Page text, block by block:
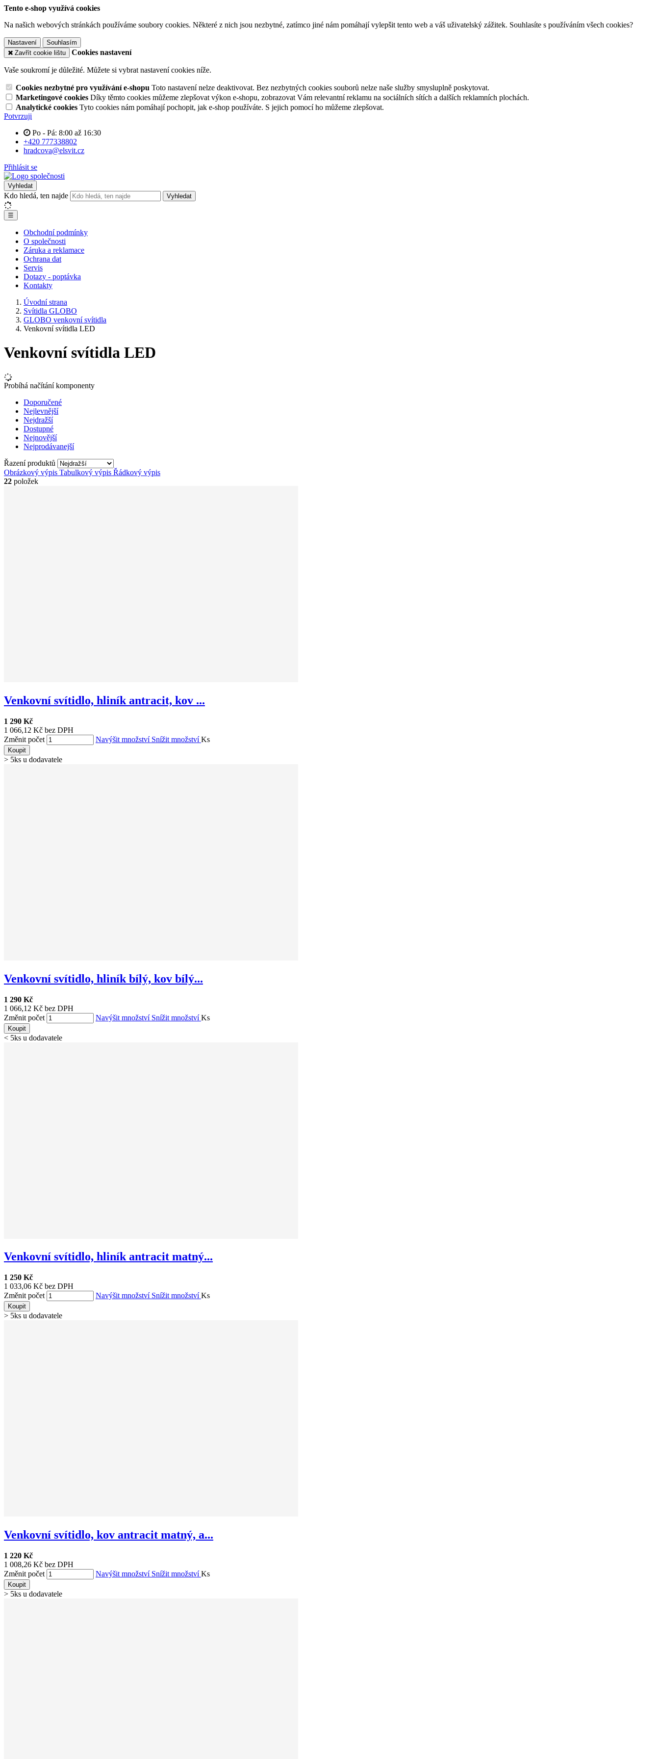
Tento e-shop využívá cookies
Na našich webových stránkách používáme soubory cookies. Některé z nich jsou nezbytné, zatímco jiné nám pomáhají vylepšit tento web a váš uživatelský zážitek. Souhlasíte s používáním všech cookies?
Nastavení
Souhlasím
Zavřít cookie lištu
Cookies nastavení
Vaše soukromí je důležité. Můžete si vybrat nastavení cookies níže.
Cookies nezbytné pro využívání e-shopu Toto nastavení nelze deaktivovat. Bez nezbytných cookies souborů nelze naše služby smysluplně poskytovat.
Marketingové cookies Díky těmto cookies můžeme zlepšovat výkon e-shopu, zobrazovat Vám relevantní reklamu na sociálních sítích a dalších reklamních plochách.
Analytické cookies Tyto cookies nám pomáhají pochopit, jak e-shop používáte. S jejich pomocí ho můžeme zlepšovat.
Potvrzuji
Po - Pá: 8:00 až 16:30
+420 777338802
hradcova@elsvit.cz
Přihlásit se
Vyhledat
Kdo hledá, ten najde Vyhledat
☰
Obchodní podmínky
O společnosti
Záruka a reklamace
Ochrana dat
Servis
Dotazy - poptávka
Kontakty
Úvodní strana
Svítidla GLOBO
GLOBO venkovní svítidla
Venkovní svítidla LED
Venkovní svítidla LED
Probíhá načítání komponenty
Doporučené
Nejlevnější
Nejdražší
Dostupné
Nejnovější
Nejprodávanejší
Řazení produktů
Obrázkový výpis Tabulkový výpis Řádkový výpis
22 položek
Venkovní svítidlo, hliník antracit, kov ...
1 290 Kč
1 066,12 Kč bez DPH
Změnit počet
Navýšit množství Snížit množstvíKs
Koupit
> 5ks u dodavatele
Venkovní svítidlo, hliník bílý, kov bílý...
1 290 Kč
1 066,12 Kč bez DPH
Změnit počet
Navýšit množství Snížit množstvíKs
Koupit
< 5ks u dodavatele
Venkovní svítidlo, hliník antracit matný...
1 250 Kč
1 033,06 Kč bez DPH
Změnit počet
Navýšit množství Snížit množstvíKs
Koupit
> 5ks u dodavatele
Venkovní svítidlo, kov antracit matný, a...
1 220 Kč
1 008,26 Kč bez DPH
Změnit počet
Navýšit množství Snížit množstvíKs
Koupit
> 5ks u dodavatele